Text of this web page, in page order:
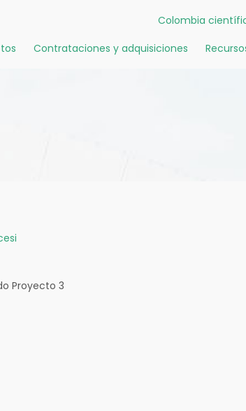
Colombia
Contrataciones y adquisiciones
Proyecto 3